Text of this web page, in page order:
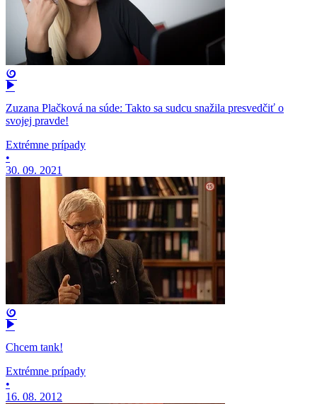
Zuzana Plačková na súde: Takto sa sudcu snažila presvedčiť o
svojej pravde!
Extrémne prípady
•
30. 09. 2021
Chcem tank!
Extrémne prípady
•
16. 08. 2012